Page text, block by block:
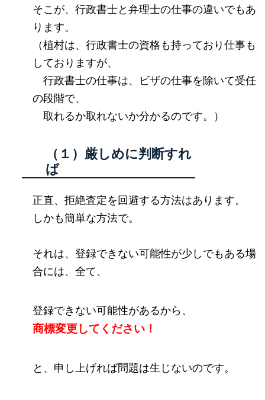
そこが、行政書士と弁理士の仕事の違いでもあ
ります。
（植村は、行政書士の資格も持っており仕事も
しておりますが、
行政書士の仕事は、ビザの仕事を除いて受任
の段階で、
取れるか取れないか分かるのです。）
（１）厳しめに判断すれ
ば
正直、拒絶査定を回避する方法はあります。
しかも簡単な方法で。
それは、登録できない可能性が少しでもある場
合には、全て、
登録できない可能性があるから、
商標変更してください！
と、申し上げれば問題は生じないのです。